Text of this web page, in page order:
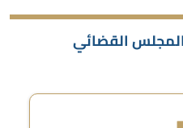
القضائي